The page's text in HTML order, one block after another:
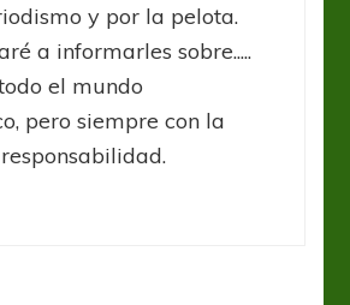
y por la pelota.
a informarles sobre.....
el mundo
pero siempre con la